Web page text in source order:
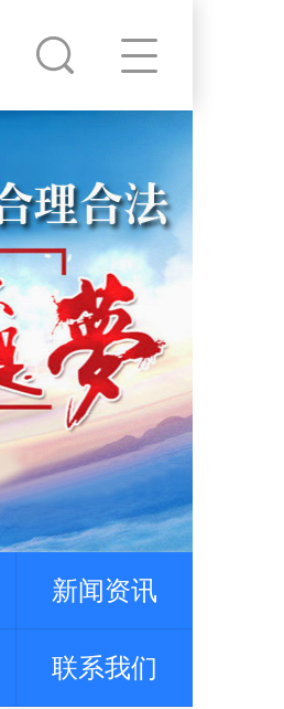
新闻资讯
联系我们